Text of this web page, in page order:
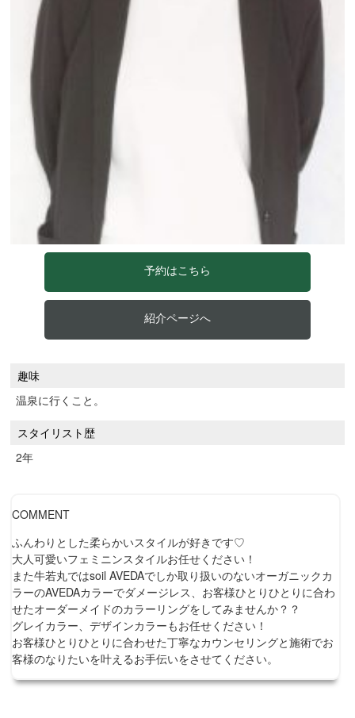
予約はこちら
紹介ページへ
趣味
温泉に行くこと。
スタイリスト歴
2年
COMMENT
ふんわりとした柔らかいスタイルが好きです♡
大人可愛いフェミニンスタイルお任せください！
また牛若丸ではsoil AVEDAでしか取り扱いのないオーガニックカ
ラーのAVEDAカラーでダメージレス、お客様ひとりひとりに合わ
せたオーダーメイドのカラーリングをしてみませんか？？
グレイカラー、デザインカラーもお任せください！
お客様ひとりひとりに合わせた丁寧なカウンセリングと施術でお
客様のなりたいを叶えるお手伝いをさせてください。